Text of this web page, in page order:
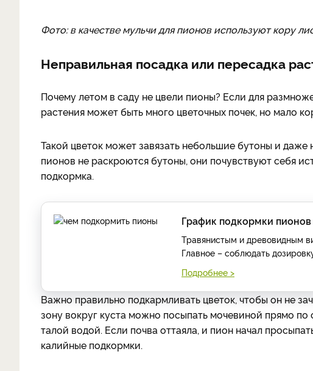
Фото: в качестве мульчи для пионов используют кору
Неправильная посадка или пересадка
Почему летом в саду не цвели пионы? Если для
растения может быть много цветочных почек, но мало
Такой цветок может завязать небольшие бутоны и даже
пионов не раскроются бутоны, они почувствуют себя
подкормка.
График подкормки пионов
Травянистым и древовидным
Главное – соблюдать
Подробнее >
Важно правильно подкармливать цветок, чтобы он не
зону вокруг куста можно посыпать мочевиной прямо
талой водой. Если почва оттаяла, и пион начал
калийные подкормки.